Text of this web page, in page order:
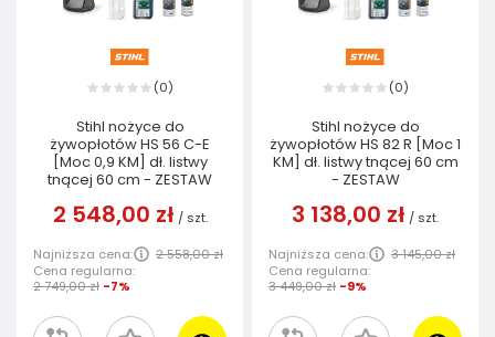
(0)
Stihl nożyce do
żywopłotów HS 56 C-E
[Moc 0,9 KM] dł. listwy
tnącej 60 cm - ZESTAW
2 548,00 zł / szt.
Najniższa cena:
2 558,00 zł
Cena regularna:
2 749,00 zł -7%
(0)
Stihl nożyce do
żywopłotów HS 82 R [Moc 1
KM] dł. listwy tnącej 60 cm
- ZESTAW
3 138,00 zł / szt.
Najniższa cena:
3 145,00 zł
Cena regularna:
3 449,00 zł -9%